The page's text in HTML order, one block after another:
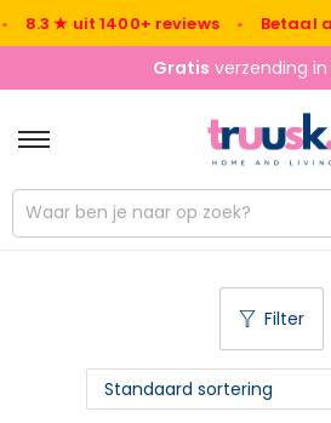
★ uit 1400+ reviews • Betaal
Gratis verzending in
Filter